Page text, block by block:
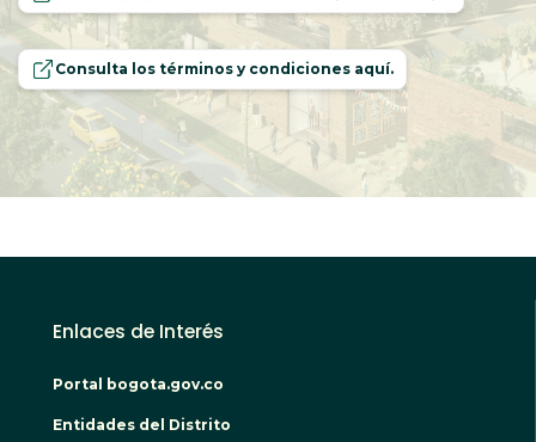
Consulta los términos y condiciones aquí.
Enlaces de Interés
Portal bogota.gov.co
Entidades del Distrito